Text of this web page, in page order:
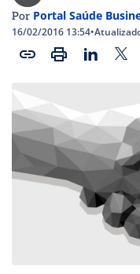
Por Portal Saúde
16/02/2016 13:54•